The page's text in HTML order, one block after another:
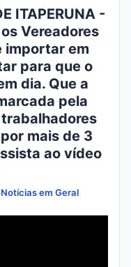
ITAPERUNA -
Vereadores
importar em
para que o
dia. Que a
pela
mais de 3
ao vídeo
Notícias em Geral